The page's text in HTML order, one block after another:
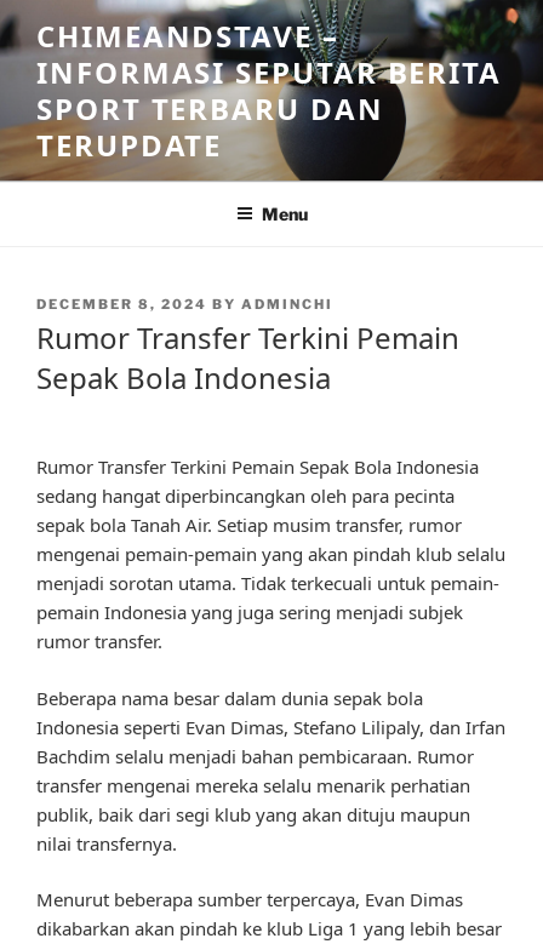
Skip
to
content
CHIMEANDSTAVE –
INFORMASI SEPUTAR BERITA
SPORT TERBARU DAN
TERUPDATE
Menu
POSTED
DECEMBER 8, 2024 BY ADMINCHI
Rumor Transfer Terkini Pemain
Sepak Bola Indonesia
Rumor Transfer Terkini Pemain Sepak Bola Indonesia
sedang hangat diperbincangkan oleh para pecinta
sepak bola Tanah Air. Setiap musim transfer, rumor
mengenai pemain-pemain yang akan pindah klub selalu
menjadi sorotan utama. Tidak terkecuali untuk pemain-
pemain Indonesia yang juga sering menjadi subjek
rumor transfer.
Beberapa nama besar dalam dunia sepak bola
Indonesia seperti Evan Dimas, Stefano Lilipaly, dan Irfan
Bachdim selalu menjadi bahan pembicaraan. Rumor
transfer mengenai mereka selalu menarik perhatian
publik, baik dari segi klub yang akan dituju maupun
nilai transfernya.
Menurut beberapa sumber terpercaya, Evan Dimas
dikabarkan akan pindah ke klub Liga 1 yang lebih besar